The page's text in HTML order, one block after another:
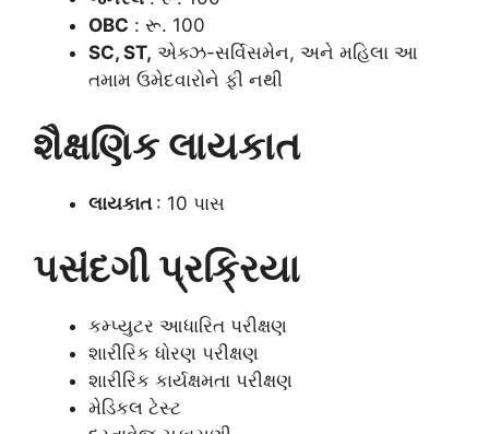
OBC : રૂ. 100
SC, ST, એક્ઝ-સર્વિસમેન, અને મહિલા આ
તમામ ઉમેદવારોને ફી નથી
શૈક્ષણિક લાયકાત
લાયકાત : 10 પાસ
પસંદગી પ્રક્રિયા
કમ્પ્યુટર આધારિત પરીક્ષણ
શારીરિક ધોરણ પરીક્ષણ
શારીરિક કાર્યક્ષમતા પરીક્ષણ
મેડિકલ ટેસ્ટ